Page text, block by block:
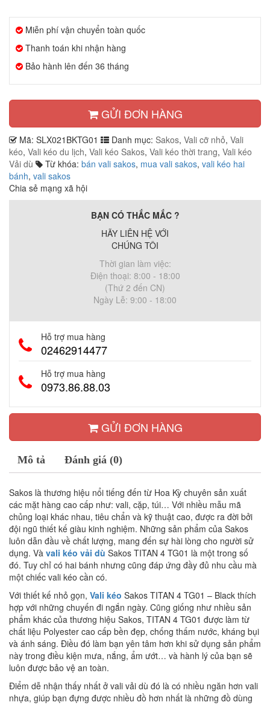
Miễn phí vận chuyển toàn quốc
Thanh toán khi nhận hàng
Bảo hành lên đến 36 tháng
GỬI ĐƠN HÀNG
Mã: SLX021BKTG01 Danh mục: Sakos, Vali cỡ nhỏ, Vali
kéo, Vali kéo du lịch, Vali kéo Sakos, Vali kéo thời trang, Vali kéo
Vải dù
Từ khóa: bán vali sakos, mua vali sakos, vali kéo hai
bánh, vali sakos
Chia sẻ mạng xã hội
BẠN CÓ THẮC MẮC ?
HÃY LIÊN HỆ VỚI
CHÚNG TÔI
Thời gian làm việc:
Điện thoại: 8:00 - 18:00
(Thứ 2 đến CN)
Ngày Lễ: 9:00 - 18:00
Hỗ trợ mua hàng
02462914477
Hỗ trợ mua hàng
0973.86.88.03
GỬI ĐƠN HÀNG
Mô tả Đánh giá (0)
Sakos là thương hiệu nổi tiếng đến từ Hoa Kỳ chuyên sản xuất
các mặt hàng cao cấp như: vali, cặp, túi… Với nhiều mẫu mã
chủng loại khác nhau, tiêu chẩn và kỹ thuật cao, được ra đời bởi
đội ngũ thiết kế giàu kinh nghiệm. Những sản phẩm của Sakos
luôn dẫn đầu về chất lượng, mang đến sự hài lòng cho người sử
dụng. Và vali kéo vải dù Sakos TITAN 4 TG01 là một trong số
đó. Tuy chỉ có hai bánh nhưng cũng đáp ứng đầy đủ nhu cầu mà
một chiếc vali kéo cần có.
Với thiết kế nhỏ gọn, Vali kéo Sakos TITAN 4 TG01 – Black thích
hợp với những chuyến đi ngắn ngày. Cũng giống như nhiều sản
phẩm khác của thương hiệu Sakos, TITAN 4 TG01 được làm từ
chất liệu Polyester cao cấp bền đẹp, chống thấm nước, kháng bụi
và ánh sáng. Điều đó làm bạn yên tâm hơn khi sử dụng sản phẩm
này trong điều kiện mưa, nắng, ẩm ướt… và hành lý của bạn sẽ
luôn được bảo vệ an toàn.
Điểm dễ nhận thấy nhất ở vali vải dù đó là có nhiều ngăn hơn vali
nhựa, giúp bạn đựng được nhiều đồ hơn nhất là những đồ dùng